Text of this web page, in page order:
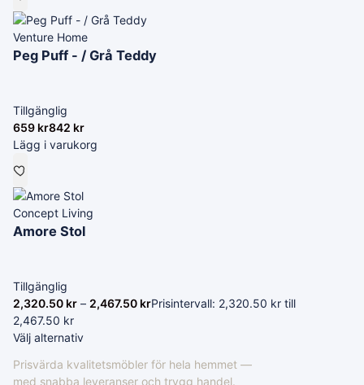
Venture Home
Peg Puff - / Grå Teddy
Tillgänglig
659 kr842 kr
Lägg i varukorg
Concept Living
Amore Stol
Tillgänglig
2,320.50 kr – 2,467.50 krPrisintervall: 2,320.50 kr till
2,467.50 kr
Välj alternativ
Prisvärda kvalitetsmöbler för hela hemmet —
med snabba leveranser och trygg handel.